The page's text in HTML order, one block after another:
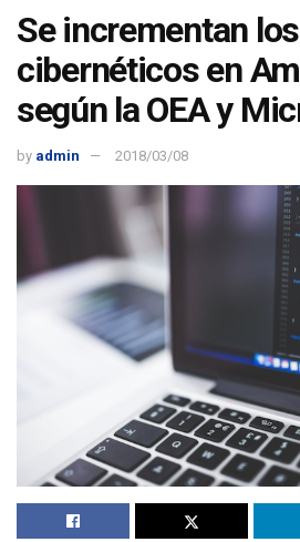
Se incrementan
cibernéticos en
según la OEA y
by admin 2018/03/08